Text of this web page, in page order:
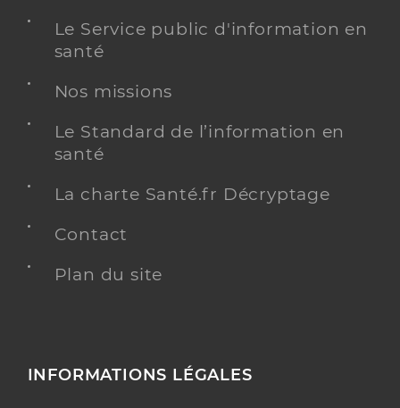
Le Service public d'information en
santé
Nos missions
Le Standard de l’information en
santé
La charte Santé.fr Décryptage
Contact
Plan du site
INFORMATIONS LÉGALES